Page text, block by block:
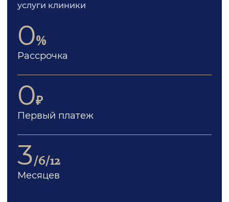
услуги клиники
0%
Рассрочка
0₽
Первый платеж
3/6/12
Месяцев